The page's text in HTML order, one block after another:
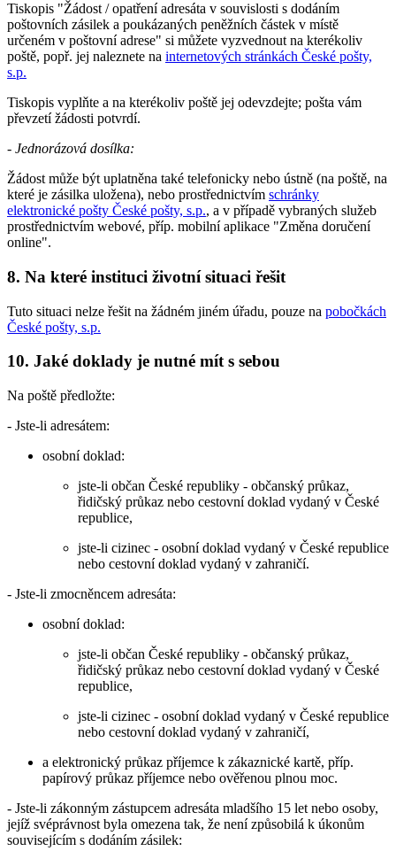
Tiskopis "Žádost / opatření adresáta v souvislosti s dodáním
poštovních zásilek a poukázaných peněžních částek v místě
určeném v poštovní adrese" si můžete vyzvednout na kterékoliv
poště, popř. jej naleznete na internetových stránkách České pošty,
s.p.
Tiskopis vyplňte a na kterékoliv poště jej odevzdejte; pošta vám
převzetí žádosti potvrdí.
- Jednorázová dosílka:
Žádost může být uplatněna také telefonicky nebo ústně (na poště, na
které je zásilka uložena), nebo prostřednictvím schránky
elektronické pošty České pošty, s.p., a v případě vybraných služeb
prostřednictvím webové, příp. mobilní aplikace "Změna doručení
online".
8. Na které instituci životní situaci řešit
Tuto situaci nelze řešit na žádném jiném úřadu, pouze na pobočkách
České pošty, s.p.
10. Jaké doklady je nutné mít s sebou
Na poště předložte:
- Jste-li adresátem:
osobní doklad:
jste-li občan České republiky - občanský průkaz,
řidičský průkaz nebo cestovní doklad vydaný v České
republice,
jste-li cizinec - osobní doklad vydaný v České republice
nebo cestovní doklad vydaný v zahraničí.
- Jste-li zmocněncem adresáta:
osobní doklad:
jste-li občan České republiky - občanský průkaz,
řidičský průkaz nebo cestovní doklad vydaný v České
republice,
jste-li cizinec - osobní doklad vydaný v České republice
nebo cestovní doklad vydaný v zahraničí,
a elektronický průkaz příjemce k zákaznické kartě, příp.
papírový průkaz příjemce nebo ověřenou plnou moc.
- Jste-li zákonným zástupcem adresáta mladšího 15 let nebo osoby,
jejíž svéprávnost byla omezena tak, že není způsobilá k úkonům
souvisejícím s dodáním zásilek: